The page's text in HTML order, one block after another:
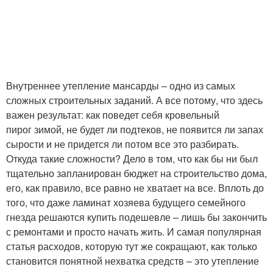
Внутреннее утепление мансарды – одно из самых
сложных строительных заданий. А все потому, что здесь
важен результат: как поведет себя кровельный
пирог зимой, не будет ли подтеков, не появится ли запах
сырости и не придется ли потом все это разбирать.
Откуда такие сложности? Дело в том, что как бы ни был
тщательно запланирован бюджет на строительство дома,
его, как правило, все равно не хватает на все. Вплоть до
того, что даже ламинат хозяева будущего семейного
гнезда решаются купить подешевле – лишь бы закончить
с ремонтами и просто начать жить. И самая популярная
статья расходов, которую тут же сокращают, как только
становится понятной нехватка средств – это утепление